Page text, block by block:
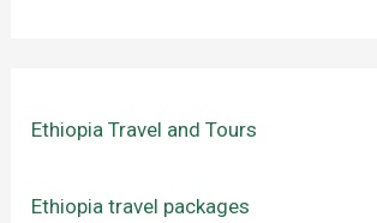
Ethiopia Travel and Tours
Ethiopia travel packages